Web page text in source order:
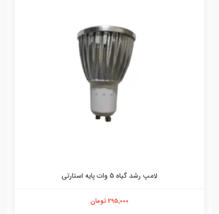
لامپ رشد گیاه 5 وات پایه استارتی
295,000 تومان